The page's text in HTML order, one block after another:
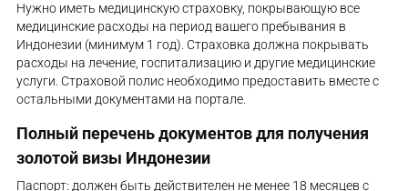
Нужно иметь медицинскую страховку, покрывающую все
медицинские расходы на период вашего пребывания в
Индонезии (минимум 1 год). Страховка должна покрывать
расходы на лечение, госпитализацию и другие медицинские
услуги. Страховой полис необходимо предоставить вместе с
остальными документами на портале.
Полный перечень документов для получения
золотой визы Индонезии
Паспорт: должен быть действителен не менее 18 месяцев с